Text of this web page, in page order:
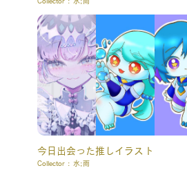
今日出会った推しイラスト
Collector : 水;雨